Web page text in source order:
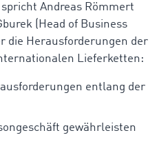
spricht Andreas Römmert
(Head of Business
die Herausforderungen der
Lieferketten:
entlang der
gewährleisten